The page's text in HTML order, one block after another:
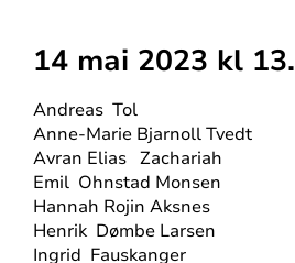
14 mai 2023 kl 13.
Andreas Tol
Anne-Marie Bjarnoll Tvedt
Avran Elias Zachariah
Emil Ohnstad Monsen
Hannah Rojin Aksnes
Henrik Dømbe Larsen
Ingrid Fauskanger